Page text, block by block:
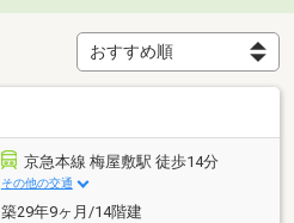
京急本線 梅屋敷駅 徒歩14分
その他の交通
築29年9ヶ月/14階建